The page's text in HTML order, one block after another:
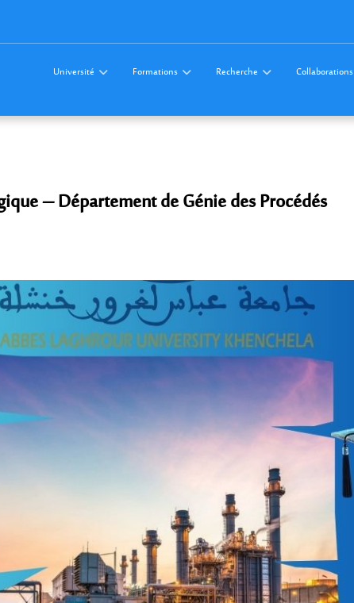
Université Formations Recherche Collaborations
– Département de Génie des Procédés